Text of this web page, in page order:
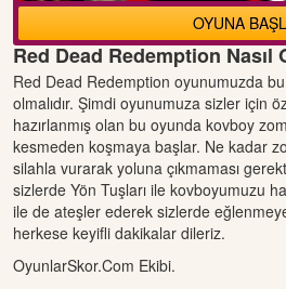
OYUNA
Red Dead Redemption Nasıl
Red Dead Redemption oyunumuzda bu
olmalıdır. Şimdi oyunumuza sizler için
hazırlanmış olan bu oyunda kovboy
kesmeden koşmaya başlar. Ne kadar
silahla vurarak yoluna çıkmaması
sizlerde Yön Tuşları ile kovboyumuzu
ile de ateşler ederek sizlerde
herkese keyifli dakikalar dileriz.
OyunlarSkor.Com Ekibi.